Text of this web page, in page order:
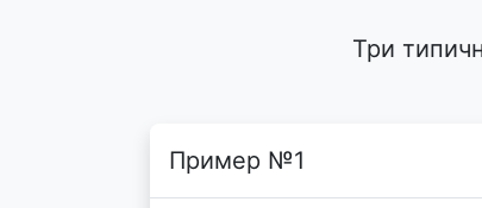
Три
Пример №1